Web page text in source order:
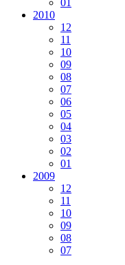
01
2010
12
11
10
09
08
07
06
05
04
03
02
01
2009
12
11
10
09
08
07